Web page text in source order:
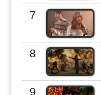
7
8
9